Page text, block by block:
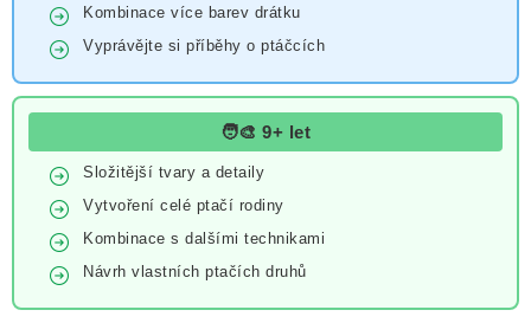
Kombinace více barev drátku
Vyprávějte si příběhy o ptáčcích
🧑‍🎨 9+ let
Složitější tvary a detaily
Vytvoření celé ptačí rodiny
Kombinace s dalšími technikami
Návrh vlastních ptačích druhů